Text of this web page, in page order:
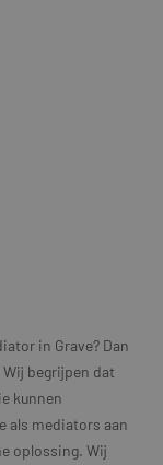
in Grave? Dan
begrijpen dat
kunnen
als mediators aan
oplossing. Wij